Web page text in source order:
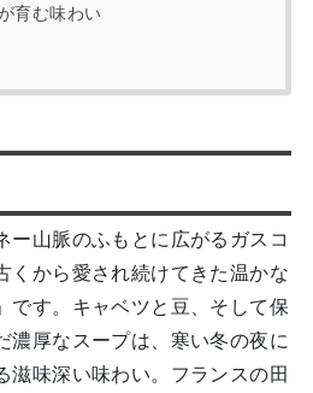
育む味わい
ー山脈のふもとに広がるガスコ
くから愛され続けてきた温かな
です。キャベツと豆、そして保
濃厚なスープは、寒い冬の夜に
滋味深い味わい。フランスの田